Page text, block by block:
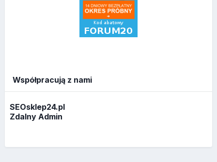
Współpracują z nami
SEOsklep24.pl
Zdalny Admin